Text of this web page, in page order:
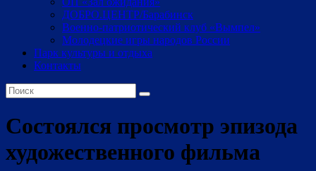
ДОБРО.ЦЕНТР/Барабинск
Военно-патриотический клуб «Вымпел»
Молодецкие игры народов России
Парк культуры и отдыха
Контакты
Состоялся просмотр эпизода
художественного фильма